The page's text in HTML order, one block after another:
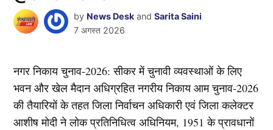
by News Desk andSarita Saini
7 अगस्त 2026
नगर निकाय चुनाव-2026: सीकर में चुनावी व्यवस्थाओं के लिए
भवन और खेल मैदान अधिग्रहित नगरीय निकाय आम चुनाव-2026
की तैयारियों के तहत जिला निर्वाचन अधिकारी एवं जिला कलेक्टर
आशीष मोदी ने लोक प्रतिनिधित्व अधिनियम, 1951 के प्रावधानों